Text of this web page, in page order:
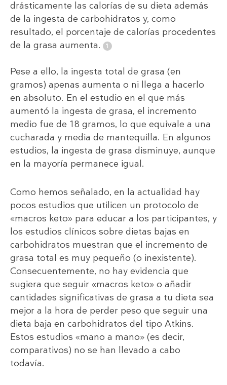
drásticamente las calorías de su dieta además
de la ingesta de carbohidratos y, como
resultado, el porcentaje de calorías procedentes
de la grasa aumenta.
Pese a ello, la ingesta total de grasa (en
gramos) apenas aumenta o ni llega a hacerlo
en absoluto. En el estudio en el que más
aumentó la ingesta de grasa, el incremento
medio fue de 18 gramos, lo que equivale a una
cucharada y media de mantequilla. En algunos
estudios, la ingesta de grasa disminuye, aunque
en la mayoría permanece igual.
Como hemos señalado, en la actualidad hay
pocos estudios que utilicen un protocolo de
«macros keto» para educar a los participantes, y
los estudios clínicos sobre dietas bajas en
carbohidratos muestran que el incremento de
grasa total es muy pequeño (o inexistente).
Consecuentemente, no hay evidencia que
sugiera que seguir «macros keto» o añadir
cantidades significativas de grasa a tu dieta sea
mejor a la hora de perder peso que seguir una
dieta baja en carbohidratos del tipo Atkins.
Estos estudios «mano a mano» (es decir,
comparativos) no se han llevado a cabo
todavía.